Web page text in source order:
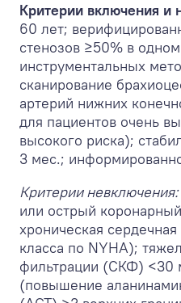
Критерии включения и
60 лет;
стенозов ≥50% в
инструментальных
сканирование
артерий нижних
для пациентов очень
высокого риска);
3 мес.;
Критерии невключения:
или острый
хроническая
класса по NYHA);
фильтрации (СКФ) <30
(повышение